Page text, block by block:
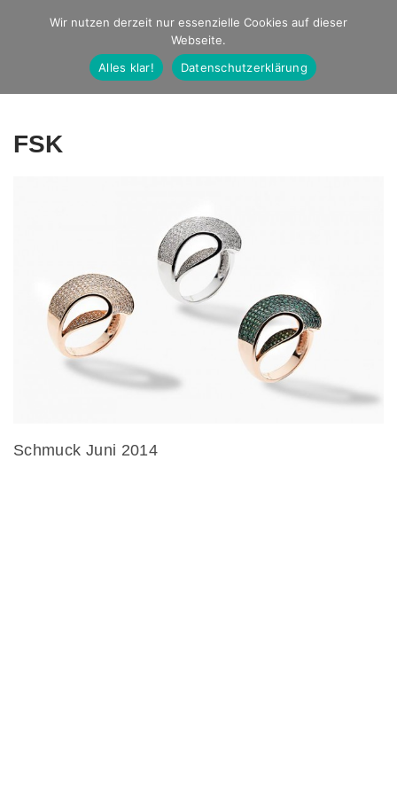
Studio Ernst
Fotografie
FSK
Schmuck Juni 2014
Wir nutzen derzeit nur essenzielle Cookies auf dieser
Webseite.
Alles klar!
Datenschutzerklärung